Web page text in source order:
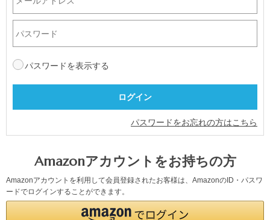
パスワードを表示する
パスワードをお忘れの方はこちら
Amazonアカウントをお持ちの方
Amazonアカウントを利用して会員登録されたお客様は、AmazonのID・パスワ
ードでログインすることができます。